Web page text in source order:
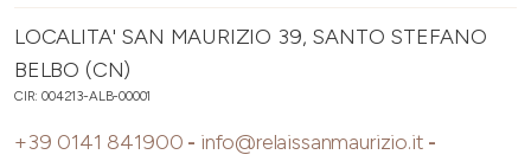
LOCALITA' SAN MAURIZIO 39, SANTO STEFANO
BELBO (CN)
CIR: 004213-ALB-00001
+39 0141 841900 - info@relaissanmaurizio.it -